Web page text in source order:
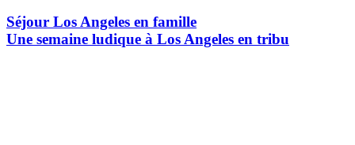
Séjour Los Angeles en famille
Une semaine ludique à Los Angeles en tribu